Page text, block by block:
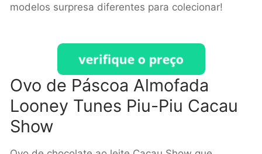
modelos surpresa diferentes para colecionar!
Ovo de Páscoa Almofada
Looney Tunes Piu-Piu Cacau
Show